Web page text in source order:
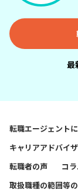
最
転職エージェント
キャリアアドバイ
転職者の声 コ
取扱職種の範囲等